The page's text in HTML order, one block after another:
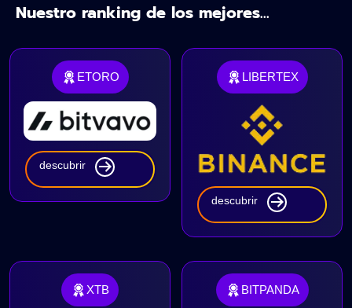
Nuestro ranking de los mejores...
ETORO
descubrir
LIBERTEX
descubrir
XTB BITPANDA